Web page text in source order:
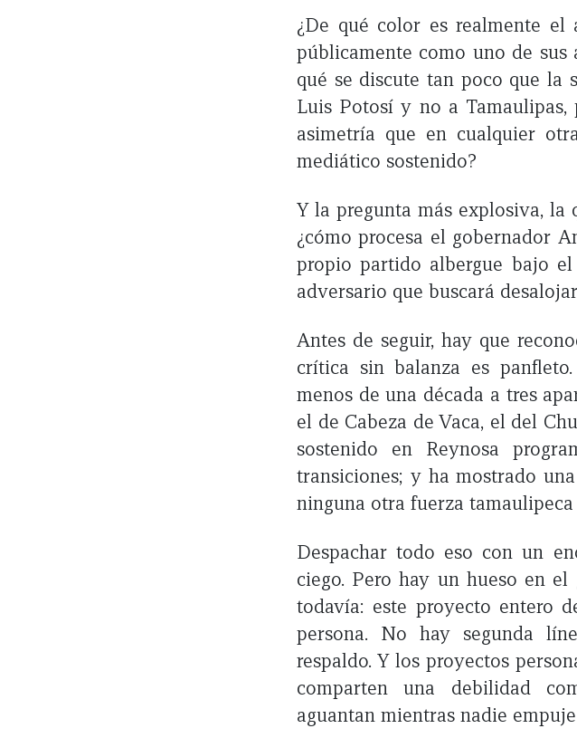
¿De qué color es realmente
públicamente como uno de sus
qué se discute tan poco que la
Luis Potosí y no a
asimetría que en cualquier
mediático sostenido?
Y la pregunta más explosiva, la
¿cómo procesa el gobernador
propio partido albergue bajo
adversario que buscará
Antes de seguir, hay que
crítica sin balanza es
menos de una década a tres
el de Cabeza de Vaca, el del
sostenido en Reynosa
transiciones; y ha mostrado
ninguna otra fuerza
Despachar todo eso con un
ciego. Pero hay un hueso en
todavía: este proyecto entero
persona. No hay segunda
respaldo. Y los proyectos
comparten una debilidad
aguantan mientras nadie